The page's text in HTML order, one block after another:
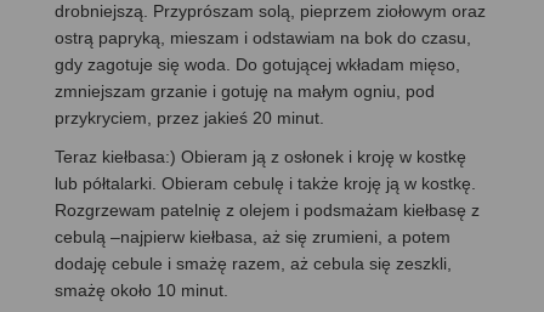
drobniejszą. Przyprószam solą, pieprzem ziołowym oraz
ostrą papryką, mieszam i odstawiam na bok do czasu,
gdy zagotuje się woda. Do gotującej wkładam mięso,
zmniejszam grzanie i gotuję na małym ogniu, pod
przykryciem, przez jakieś 20 minut.
Teraz kiełbasa:) Obieram ją z osłonek i kroję w kostkę
lub półtalarki. Obieram cebulę i także kroję ją w kostkę.
Rozgrzewam patelnię z olejem i podsmażam kiełbasę z
cebulą –najpierw kiełbasa, aż się zrumieni, a potem
dodaję cebule i smażę razem, aż cebula się zeszkli,
smażę około 10 minut.